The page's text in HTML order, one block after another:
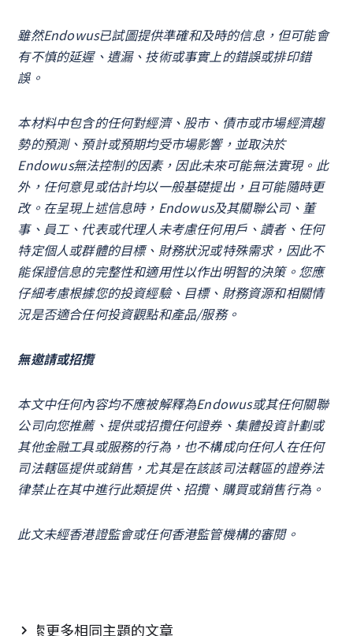
雖然Endowus已試圖提供準確和及時的信息，但可能會
有不慎的延遲、遺漏、技術或事實上的錯誤或排印錯
誤。
本材料中包含的任何對經濟、股市、債市或市場經濟趨
勢的預測、預計或預期均受市場影響，並取決於
Endowus無法控制的因素，因此未來可能無法實現。此
外，任何意見或估計均以一般基礎提出，且可能隨時更
改。在呈現上述信息時，Endowus及其關聯公司、董
事、員工、代表或代理人未考慮任何用戶、讀者、任何
特定個人或群體的目標、財務狀況或特殊需求，因此不
能保證信息的完整性和適用性以作出明智的決策。您應
仔細考慮根據您的投資經驗、目標、財務資源和相關情
況是否適合任何投資觀點和產品/服務。
無邀請或招攬
本文中任何內容均不應被解釋為Endowus或其任何關聯
公司向您推薦、提供或招攬任何證券、集體投資計劃或
其他金融工具或服務的行為，也不構成向任何人在任何
司法轄區提供或銷售，尤其是在該該司法轄區的證券法
律禁止在其中進行此類提供、招攬、購買或銷售行為。
此文未經香港證監會或任何香港監管機構的審閱。
探索更多相同主題的文章
